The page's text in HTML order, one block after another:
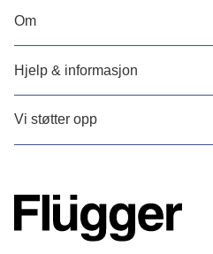
Om
Hjelp & informasjon
Vi støtter opp